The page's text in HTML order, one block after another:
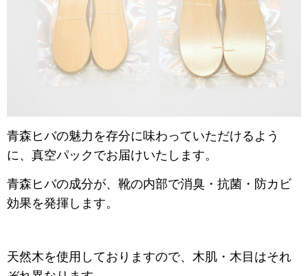
青森ヒバの魅力を存分に味わっていただけるよう
に、真空パックでお届けいたします。
青森ヒバの成分が、靴の内部で消臭・ 抗菌・防カビ
効果を発揮します。
天然木を使用しておりますので、木肌・木目はそれ